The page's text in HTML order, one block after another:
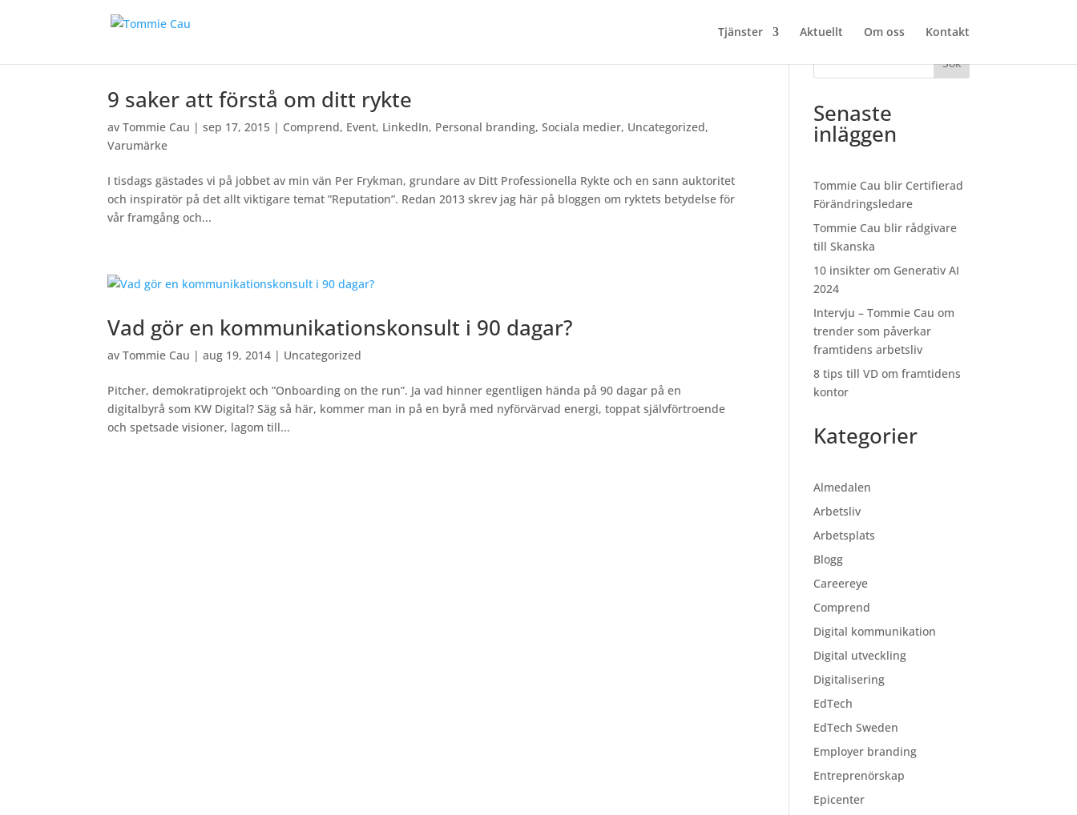
Tjänster Aktuellt Om oss Kontakt
9 saker att förstå om ditt rykte
avTommie Cau |sep 17, 2015 | Comprend, Event, LinkedIn, Personal branding,Sociala medier, Uncategorized,
Varumärke
I tisdags gästades vi på jobbet av min vän Per Frykman, grundare av Ditt Professionella Rykte och en sann auktoritet
och inspiratör på det allt viktigare temat ”Reputation”. Redan 2013 skrev jag här på bloggen om ryktets betydelse för
vår framgång och...
Vad gör en kommunikationskonsult i 90 dagar?
avTommie Cau |aug 19, 2014 | Uncategorized
Pitcher, demokratiprojekt och ”Onboarding on the run”. Ja vad hinner egentligen hända på 90 dagar på en
digitalbyrå som KW Digital? Säg så här, kommer man in på en byrå med nyförvärvad energi, toppat självförtroende
och spetsade visioner, lagom till...
Sök
Senaste
inläggen
Tommie Cau blir Certifierad
Förändringsledare
Tommie Cau blir rådgivare
till Skanska
10 insikter om Generativ AI
2024
Intervju – Tommie Cau om
trender som påverkar
framtidens arbetsliv
8 tips till VD om framtidens
kontor
Kategorier
Almedalen
Arbetsliv
Arbetsplats
Blogg
Careereye
Comprend
Digital kommunikation
Digital utveckling
Digitalisering
EdTech
EdTech Sweden
Employer branding
Entreprenörskap
Epicenter